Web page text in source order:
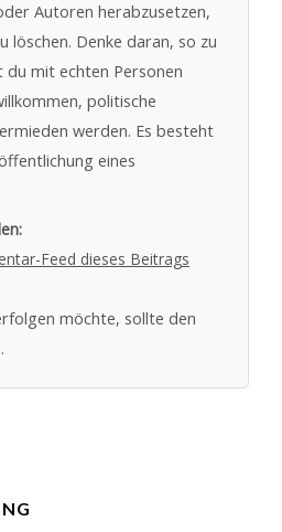
Autoren herabzusetzen,
löschen. Denke daran, so zu
du mit echten Personen
politische
werden. Es besteht
eines
Feed dieses Beitrags
möchte, sollte den